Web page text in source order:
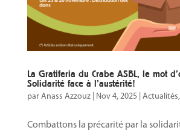
La Gratiferia du Crabe ASBL, le mot
Solidarité face à l’austérité!
par Anass Azzouz| Nov 4, 2025 Actualités,
Combattons la précarité par la